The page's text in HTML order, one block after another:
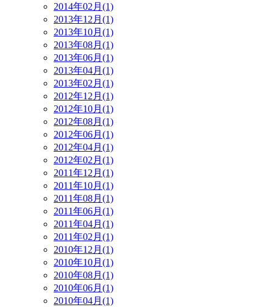
2014年02月(1)
2013年12月(1)
2013年10月(1)
2013年08月(1)
2013年06月(1)
2013年04月(1)
2013年02月(1)
2012年12月(1)
2012年10月(1)
2012年08月(1)
2012年06月(1)
2012年04月(1)
2012年02月(1)
2011年12月(1)
2011年10月(1)
2011年08月(1)
2011年06月(1)
2011年04月(1)
2011年02月(1)
2010年12月(1)
2010年10月(1)
2010年08月(1)
2010年06月(1)
2010年04月(1)